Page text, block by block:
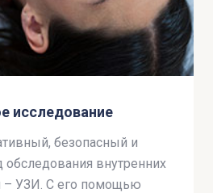
исследование
безопасный и
обследования внутренних
– УЗИ. С его помощью